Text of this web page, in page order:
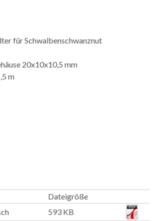
für Schwalbenschwanznut
20x10x10,5 mm
m
Dateigröße
593 KB